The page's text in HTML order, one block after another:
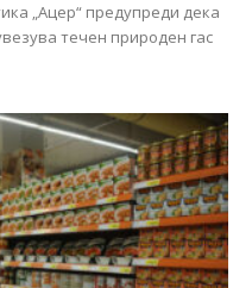
„Ацер“ предупреди дека
течен природен гас